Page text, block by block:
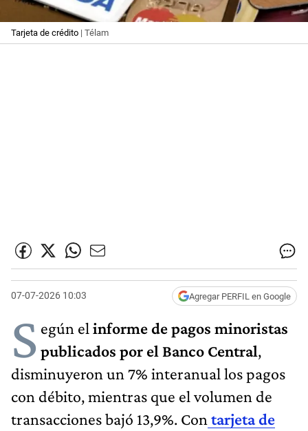
Tarjeta de crédito | Télam
07-07-2026 10:03 Agregar PERFIL en Google
S egún el informe de pagos minoristas
publicados por el Banco Central,
disminuyeron un 7% interanual los pagos
con débito, mientras que el volumen de
transacciones bajó 13,9%. Con tarjeta de